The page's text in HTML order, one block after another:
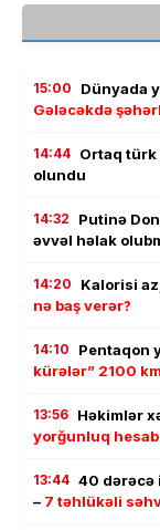
15:00
Dünyada
Gələcəkdə
14:44 Ortaq
olundu
14:32
Putinə
əvvəl həlak
14:20 Kalorisi
nə baş verər?
14:10 Pentaqon
kürələr” 2100
13:56 Həkimlər
yorğunluq
13:44 40 dərəcə
– 7 təhlükəli